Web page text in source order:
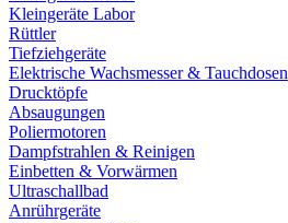
Kleingeräte Labor
Rüttler
Tiefziehgeräte
Elektrische Wachsmesser & Tauchdosen
Drucktöpfe
Absaugungen
Poliermotoren
Dampfstrahlen & Reinigen
Einbetten & Vorwärmen
Ultraschallbad
Anrührgeräte